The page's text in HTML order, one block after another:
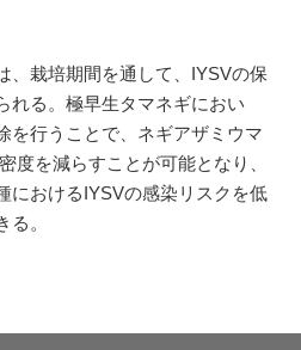
栽培期間を通して、 IYSVの保
れる。極早生タマネギにおい
を行うことで、ネギアザミウマ
度を減らすことが可能となり、
におけるIYSVの感染リスクを低
。